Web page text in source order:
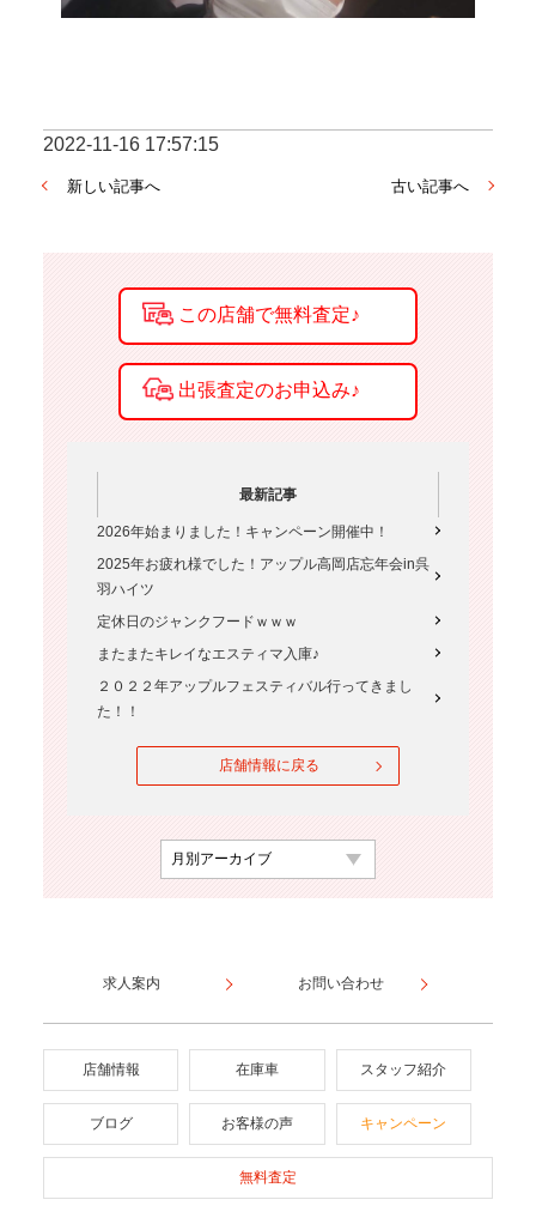
2022-11-16 17:57:15
新しい記事へ 古い記事へ
最新記事
2026年始まりました！キャンペーン開催中！
2025年お疲れ様でした！アップル高岡店忘年会in呉
羽ハイツ
定休日のジャンクフードｗｗｗ
またまたキレイなエスティマ入庫♪
２０２２年アップルフェスティバル行ってきまし
た！！
店舗情報に戻る
求人案内 お問い合わせ
店舗情報 在庫車 スタッフ紹介
ブログ お客様の声 キャンペーン
無料査定